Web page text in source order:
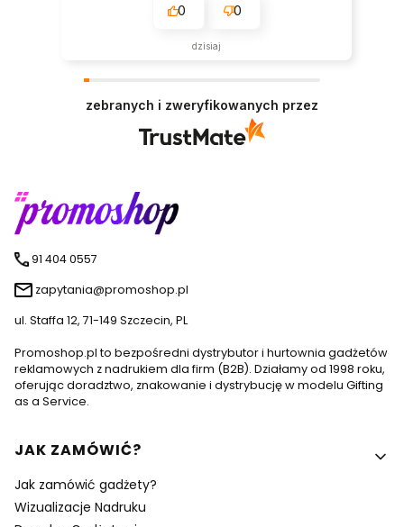
0 0
dzisiaj
zebranych i zweryfikowanych przez
91 404 0557
zapytania@promoshop.pl
ul. Staffa 12, 71-149 Szczecin, PL
Promoshop.pl to bezpośredni dystrybutor i hurtownia gadżetów
reklamowych z nadrukiem dla firm (B2B). Działamy od 1998 roku,
oferując doradztwo, znakowanie i dystrybucję w modelu Gifting
as a Service.
Linki w stopce
JAK ZAMÓWIĆ?
Jak zamówić gadżety?
Wizualizacje Nadruku